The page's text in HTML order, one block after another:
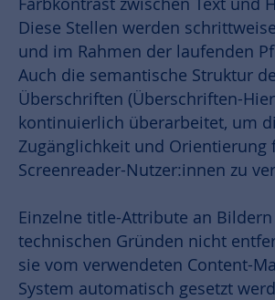
Diese Stellen werden
und im Rahmen der laufenden
Auch die semantische Struktur
Überschriften (Überschriften-
kontinuierlich überarbeitet, um
Zugänglichkeit und Orientierung
Screenreader-Nutzer:innen zu
Einzelne title-Attribute an
technischen Gründen nicht
sie vom verwendeten Content-
System automatisch gesetzt